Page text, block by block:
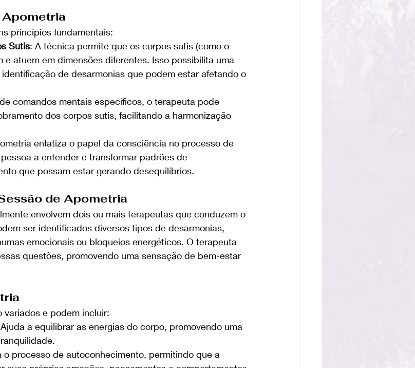
princípios fundamentais:
Sutis: A técnica permite que os corpos sutis (como o
e atuem em dimensões diferentes. Isso possibilita uma
de desarmonias que podem estar afetando o
comandos mentais específicos, o terapeuta pode
dos corpos sutis, facilitando a harmonização
enfatiza o papel da consciência no processo de
a entender e transformar padrões de
que possam estar gerando desequilíbrios.
de Apometria
envolvem dois ou mais terapeutas que conduzem o
ser identificados diversos tipos de desarmonias,
emocionais ou bloqueios energéticos. O terapeuta
questões, promovendo uma sensação de bem-estar
variados e podem incluir:
a equilibrar as energias do corpo, promovendo uma
o processo de autoconhecimento, permitindo que a